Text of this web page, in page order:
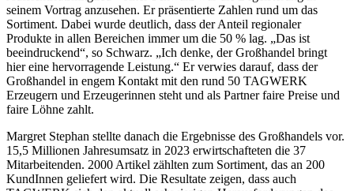
seinem Vortrag anzusehen. Er präsentierte Zahlen rund um das
Sortiment. Dabei wurde deutlich, dass der Anteil regionaler
Produkte in allen Bereichen immer um die 50 % lag. „Das ist
beeindruckend“, so Schwarz. „Ich denke, der Großhandel bringt
hier eine hervorragende Leistung.“ Er verwies darauf, dass der
Großhandel in engem Kontakt mit den rund 50 TAGWERK
Erzeugern und Erzeugerinnen steht und als Partner faire Preise und
faire Löhne zahlt.
Margret Stephan stellte danach die Ergebnisse des Großhandels vor.
15,5 Millionen Jahresumsatz in 2023 erwirtschafteten die 37
Mitarbeitenden. 2000 Artikel zählten zum Sortiment, das an 200
KundInnen geliefert wird. Die Resultate zeigen, dass auch